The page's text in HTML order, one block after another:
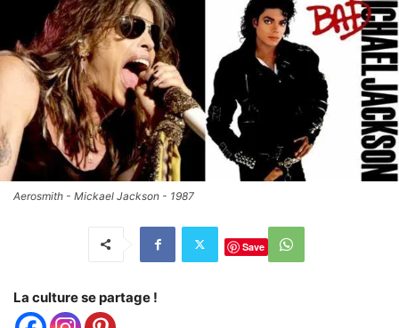
Aerosmith - Mickael Jackson - 1987
Save
La culture se partage !